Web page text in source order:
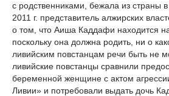
с родственниками, бежала из страны
2011 г. представитель алжирских
о том, что Аиша Каддафи находится
поскольку она должна родить, ни о
ливийским повстанцам речи быть не
ливийские повстанцы сравнили
беременной женщине с актом
Ливии» и потребовали выдать дочь